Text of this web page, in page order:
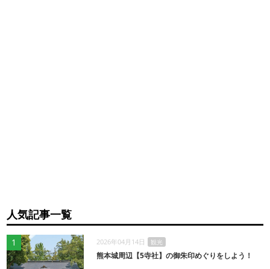
人気記事一覧
1 2026年04月14日 観光
熊本城周辺【5寺社】の御朱印めぐりをしよう！